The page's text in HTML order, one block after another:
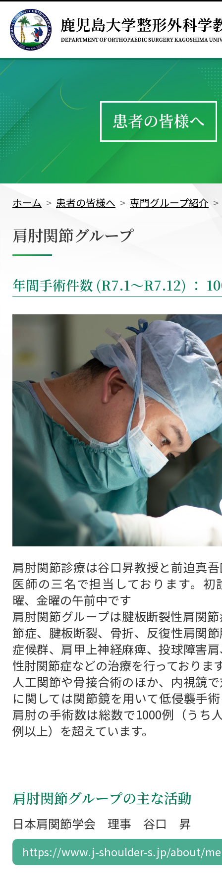
患者の皆様へ
ホーム 患者の皆様へ 専門グループ紹介
肩肘関節グループ
年間手術件数 (R7.1～R7.12) ：
肩肘関節診療は谷口昇教授と前迫真
医師の三名で担当しております。初
曜、金曜の午前中です
肩肘関節グループは腱板断裂性肩関
節症、腱板断裂、骨折、反復性肩関
症候群、肩甲上神経麻痺、投球障害
性肘関節症などの治療を行っておりま
人工関節や骨接合術のほか、内視鏡
に関しては関節鏡を用いて低侵襲手
肩肘の手術数は総数で1000例（うち
例以上）を超えています。
肩肘関節グループの主な活動
日本肩関節学会 理事 谷口 昇
https://www.j-shoulder-s.jp/about/